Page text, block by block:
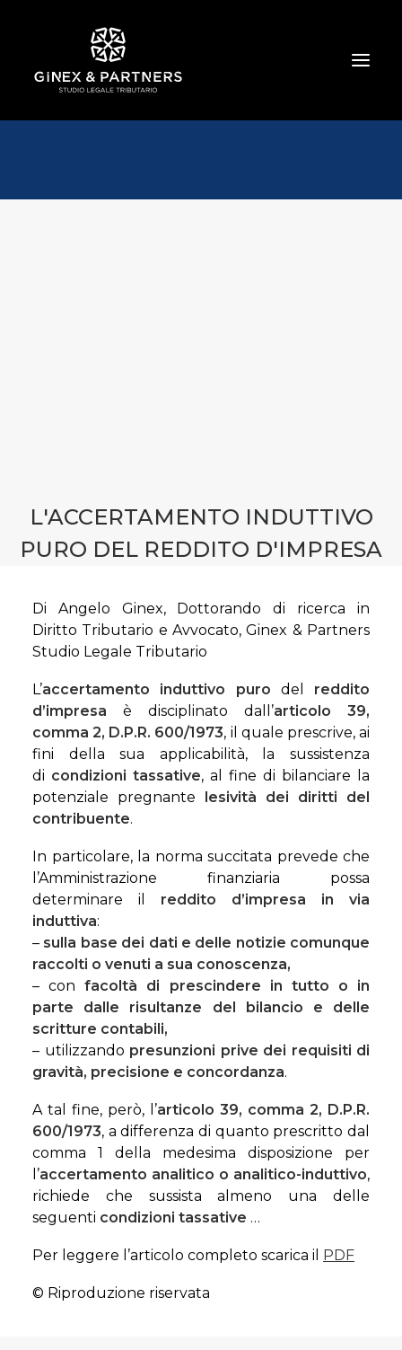
CHI SIAMO
L'ACCERTAMENTO INDUTTIVO
PURO DEL REDDITO D'IMPRESA
Di Angelo Ginex, Dottorando di ricerca in
Diritto Tributario e Avvocato, Ginex & Partners
Studio Legale Tributario
L’accertamento induttivo puro del reddito
d’impresa è disciplinato dall’articolo 39,
comma 2, D.P.R. 600/1973, il quale prescrive, ai
fini della sua applicabilità, la sussistenza
di condizioni tassative, al fine di bilanciare la
potenziale pregnante lesività
dei diritti del
contribuente.
In particolare, la norma succitata prevede che
l’Amministrazione finanziaria possa
determinare il reddito d’impresa in via
induttiva:
– sulla base dei dati e delle notizie comunque
raccolti o venuti a sua conoscenza,
– confacoltà di prescindere in tutto o in
parte dalle risultanze del bilancio e delle
scritture contabili,
– utilizzando presunzioni prive dei requisiti di
gravità, precisione e concordanza.
A tal fine, però, l’articolo 39, comma 2, D.P.R.
600/1973, a differenza di quanto prescritto dal
comma 1 della medesima disposizione per
l’accertamento analitico o analitico-induttivo,
richiede che sussista almeno una delle
seguenti condizioni tassative …
Per leggere l’articolo completo scarica il PDF
© Riproduzione riservata